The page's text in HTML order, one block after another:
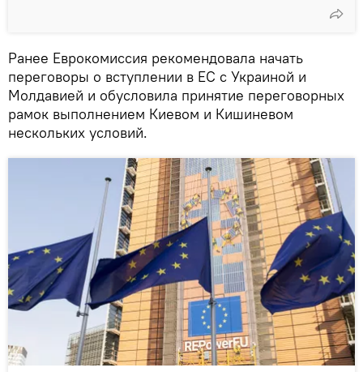
Ранее Еврокомиссия рекомендовала начать
переговоры о вступлении в ЕС с Украиной и
Молдавией и обусловила принятие переговорных
рамок выполнением Киевом и Кишиневом
нескольких условий.